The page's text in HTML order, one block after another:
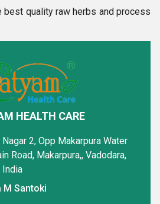
best quality raw herbs and process
are used in the production of
(Shastrokta) Medicines.
that our offered medicines are
them better results because we
results speak about their
we do not require to mention it. Our
475 mg to 500 mg of active
(Shastrokta) Pills & Tablets
HEALTH CARE
2, Opp Makarpura Water
Road, Makarpura,, Vadodara,
India
M Santoki